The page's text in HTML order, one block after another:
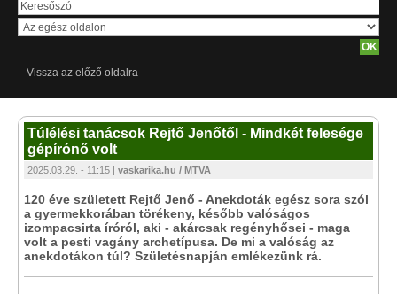
Vissza az előző oldalra
Túlélési tanácsok Rejtő Jenőtől - Mindkét felesége
gépírónő volt
2025.03.29. - 11:15 | vaskarika.hu / MTVA
120 éve született Rejtő Jenő - Anekdoták egész sora szól
a gyermekkorában törékeny, később valóságos
izompacsirta íróról, aki - akárcsak regényhősei - maga
volt a pesti vagány archetípusa. De mi a valóság az
anekdotákon túl? Születésnapján emlékezünk rá.